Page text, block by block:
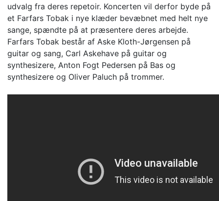
udvalg fra deres repetoir. Koncerten vil derfor byde på
et Farfars Tobak i nye klæder bevæbnet med helt nye
sange, spændte på at præsentere deres arbejde.
Farfars Tobak består af Aske Kloth-Jørgensen på
guitar og sang, Carl Askehave på guitar og
synthesizere, Anton Fogt Pedersen på Bas og
synthesizere og Oliver Paluch på trommer.